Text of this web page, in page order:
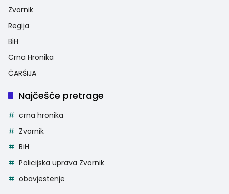
Zvornik
Regija
BiH
Crna Hronika
ČARŠIJA
Najčešće pretrage
crna hronika
Zvornik
BiH
Policijska uprava Zvornik
obavjestenje